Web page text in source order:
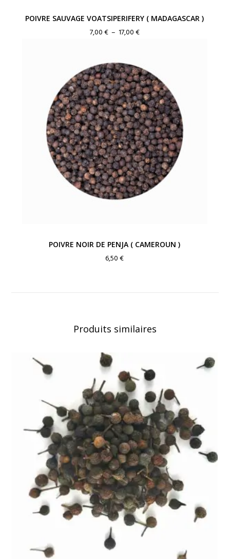
POIVRE SAUVAGE VOATSIPERIFERY ( MADAGASCAR )
7,00€ – 17,00€Plage
7,00 €
à
17,00 €
POIVRE NOIR DE PENJA ( CAMEROUN )
6,50€
Produits similaires